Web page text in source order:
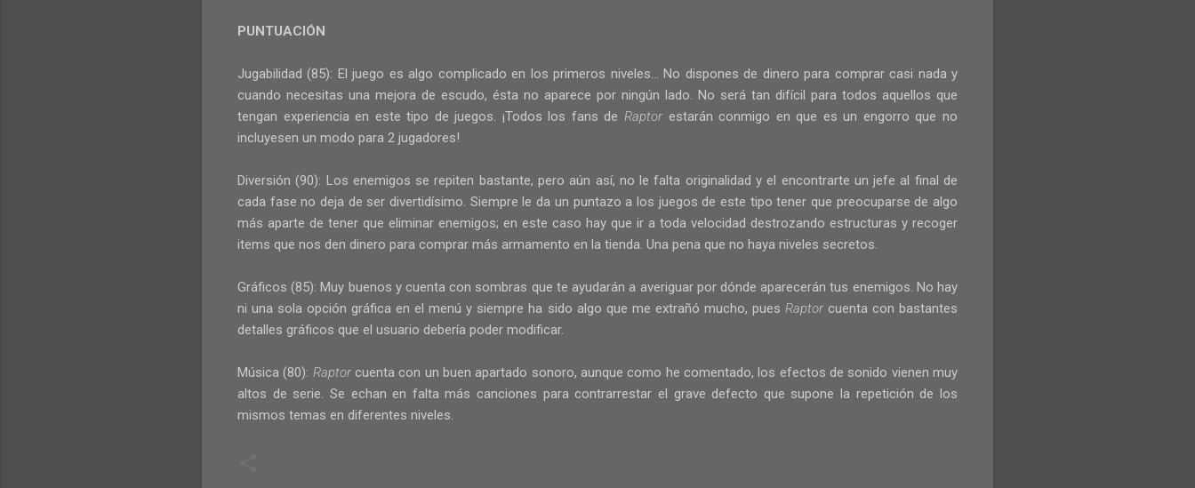
PUNTUACIÓN
Jugabilidad (85): El juego es algo complicado en los primeros niveles... No dispones de dinero para comprar casi nada y
cuando necesitas una mejora de escudo, ésta no aparece por ningún lado. No será tan difícil para todos aquellos que
tengan experiencia en este tipo de juegos. ¡Todos los fans deRaptor estarán conmigo en que es un engorro que no
incluyesen un modo para 2 jugadores!
Diversión (90): Los enemigos se repiten bastante, pero aún así, no le falta originalidad y el encontrarte un jefe al final de
cada fase no deja de ser divertidísimo. Siempre le da un puntazo a los juegos de este tipo tener que preocuparse de algo
más aparte de tener que eliminar enemigos; en este caso hay que ir a toda velocidad destrozando estructuras y recoger
items que nos den dinero para comprar más armamento en la tienda. Una pena que no haya niveles secretos.
Gráficos (85): Muy buenos y cuenta con sombras que te ayudarán a averiguar por dónde aparecerán tus enemigos. No hay
ni una sola opción gráfica en el menú y siempre ha sido algo que me extrañó mucho, pues Raptor cuenta con bastantes
detalles gráficos que el usuario debería poder modificar.
Música (80): Raptor cuenta con un buen apartado sonoro, aunque como he comentado, los efectos de sonido vienen muy
altos de serie. Se echan en falta más canciones para contrarrestar el grave defecto que supone la repetición de los
mismos temas en diferentes niveles.